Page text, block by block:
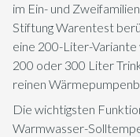
im Ein- und
Stiftung Warentest
eine 200-Liter-Variante
200 oder 300 Liter
reinen
Die wichtigsten
Warmwasser-